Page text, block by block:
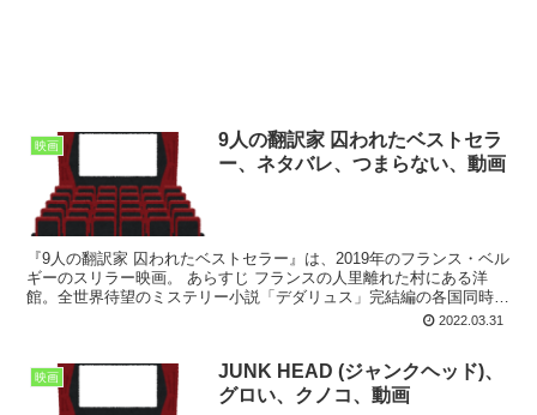
映画
9人の翻訳家 囚われたベストセラ
ー、ネタバレ、つまらない、動画
『9人の翻訳家 囚われたベストセラー』は、2019年のフランス・ベル
ギーのスリラー映画。 あらすじ フランスの人里離れた村にある洋
館。全世界待望のミステリー小説「デダリュス」完結編の各国同時発
2022.03.31
映画
JUNK HEAD (ジャンクヘッド)、
グロい、クノコ、動画